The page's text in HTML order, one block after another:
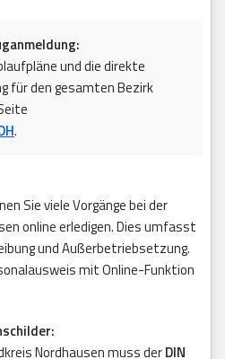
und die direkte
für den gesamten Bezirk
.
Sie viele Vorgänge bei der
online erledigen. Dies umfasst
und Außerbetriebsetzung.
mit Online-Funktion
Nordhausen muss derDIN